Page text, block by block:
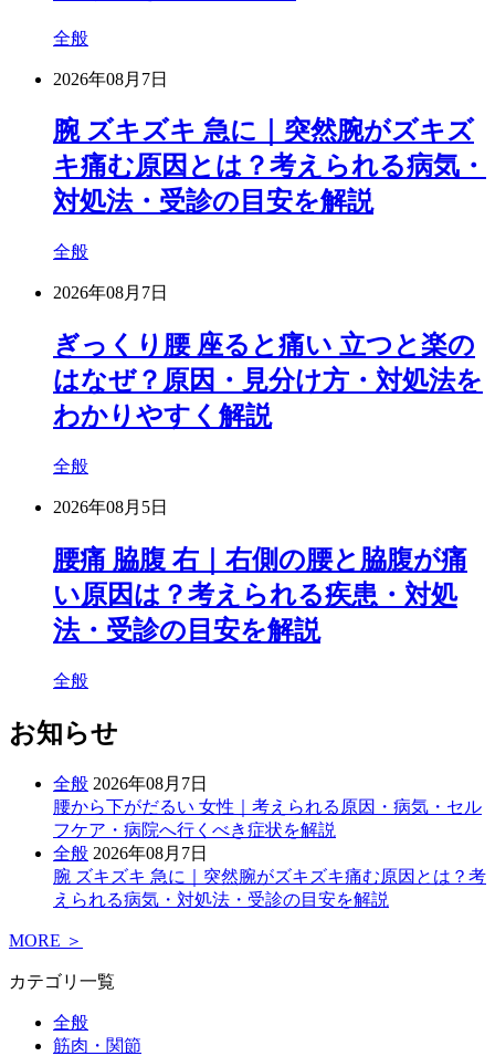
全般
2026年08月7日
腕 ズキズキ 急に｜突然腕がズキズ
キ痛む原因とは？考えられる病気・
対処法・受診の目安を解説
全般
2026年08月7日
ぎっくり腰 座ると痛い 立つと楽の
はなぜ？原因・見分け方・対処法を
わかりやすく解説
全般
2026年08月5日
腰痛 脇腹 右｜右側の腰と脇腹が痛
い原因は？考えられる疾患・対処
法・受診の目安を解説
全般
お知らせ
全般 2026年08月7日
腰から下がだるい 女性｜考えられる原因・病気・セル
フケア・病院へ行くべき症状を解説
全般 2026年08月7日
腕 ズキズキ 急に｜突然腕がズキズキ痛む原因とは？考
えられる病気・対処法・受診の目安を解説
MORE ＞
カテゴリ一覧
全般
筋肉・関節